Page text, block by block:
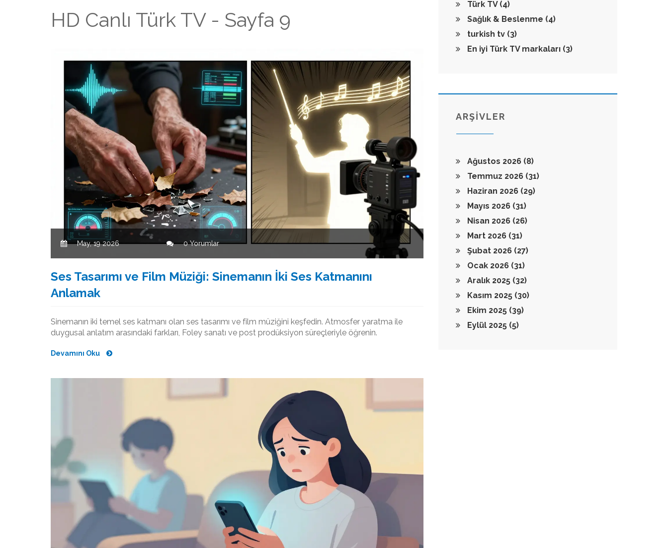
HD Canlı Türk TV - Sayfa 9
May, 19 2026 0 Yorumlar
Ses Tasarımı ve Film Müziği: Sinemanın İki Ses Katmanını
Anlamak
Sinemanın iki temel ses katmanı olan ses tasarımı ve film müziğini keşfedin. Atmosfer yaratma ile
duygusal anlatım arasındaki farkları, Foley sanatı ve post prodüksiyon süreçleriyle öğrenin.
Devamını Oku
Türk TV (4)
Sağlık & Beslenme (4)
turkish tv (3)
En iyi Türk TV markaları (3)
ARŞİVLER
Ağustos 2026 (8)
Temmuz 2026 (31)
Haziran 2026 (29)
Mayıs 2026 (31)
Nisan 2026 (26)
Mart 2026 (31)
Şubat 2026 (27)
Ocak 2026 (31)
Aralık 2025 (32)
Kasım 2025 (30)
Ekim 2025 (39)
Eylül 2025 (5)